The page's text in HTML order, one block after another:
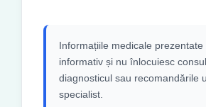
Informațiile medicale prezentate
informativ și nu înlocuiesc
diagnosticul sau recomandările
specialist.